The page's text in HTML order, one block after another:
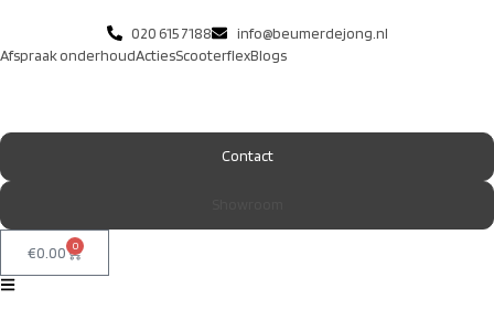
020 615 7188
info@beumerdejong.nl
Afspraak onderhoudActiesScooterflexBlogs
Contact
€0.00 0